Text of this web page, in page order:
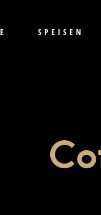
SPEISEN